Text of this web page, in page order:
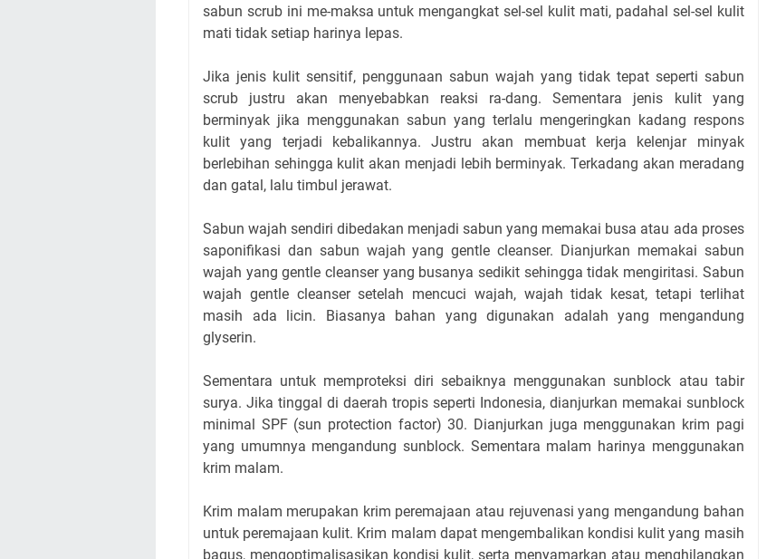
sabun scrub ini me-maksa untuk mengangkat sel-sel kulit mati, padahal sel-sel kulit
mati tidak setiap harinya lepas.
Jika jenis kulit sensitif, penggunaan sabun wajah yang tidak tepat seperti sabun
scrub justru akan menyebabkan reaksi ra-dang. Sementara jenis kulit yang
berminyak jika menggunakan sabun yang terlalu mengeringkan kadang respons
kulit yang terjadi kebalikannya. Justru akan membuat kerja kelenjar minyak
berlebihan sehingga kulit akan menjadi lebih berminyak. Terkadang akan meradang
dan gatal, lalu timbul jerawat.
Sabun wajah sendiri dibedakan menjadi sabun yang memakai busa atau ada proses
saponifikasi dan sabun wajah yang gentle cleanser. Dianjurkan memakai sabun
wajah yang gentle cleanser yang busanya sedikit sehingga tidak mengiritasi. Sabun
wajah gentle cleanser setelah mencuci wajah, wajah tidak kesat, tetapi terlihat
masih ada licin. Biasanya bahan yang digunakan adalah yang mengandung
glyserin.
Sementara untuk memproteksi diri sebaiknya menggunakan sunblock atau tabir
surya. Jika tinggal di daerah tropis seperti Indonesia, dianjurkan memakai sunblock
minimal SPF (sun protection factor) 30. Dianjurkan juga menggunakan krim pagi
yang umumnya mengandung sunblock. Sementara malam harinya menggunakan
krim malam.
Krim malam merupakan krim peremajaan atau rejuvenasi yang mengandung bahan
untuk peremajaan kulit. Krim malam dapat mengembalikan kondisi kulit yang masih
bagus, mengoptimalisasikan kondisi kulit, serta menyamarkan atau menghilangkan